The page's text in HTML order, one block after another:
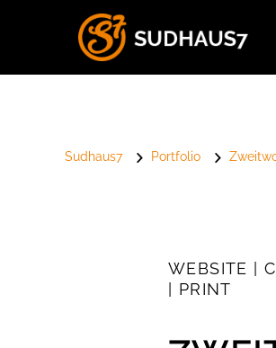
Sudhaus7 Portfolio
WEBSITE |
| PRINT